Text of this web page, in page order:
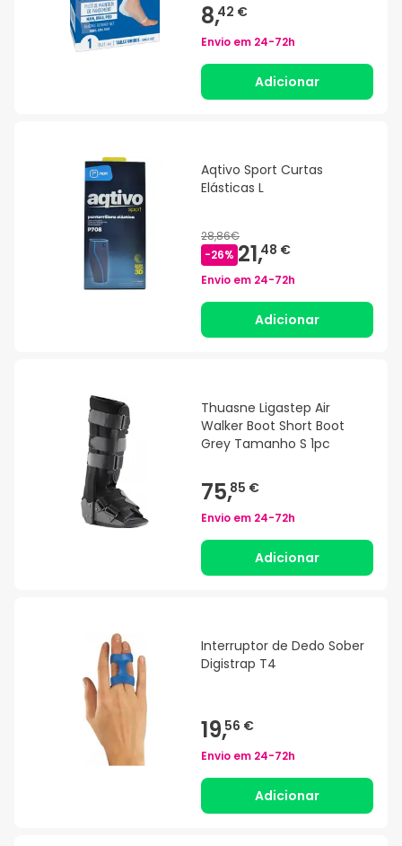
8,42 €
Envio em 24-72h
Adicionar
Aqtivo Sport Curtas
Elásticas L
28,86€
-26% 21,48 €
Envio em 24-72h
Adicionar
Thuasne Ligastep Air
Walker Boot Short Boot
Grey Tamanho S 1pc
75,85 €
Envio em 24-72h
Adicionar
Interruptor de Dedo Sober
Digistrap T4
19,56 €
Envio em 24-72h
Adicionar